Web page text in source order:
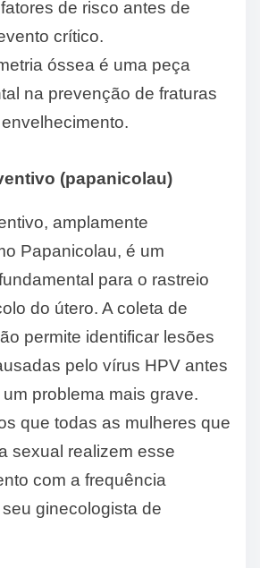
de risco antes de
crítico.
óssea é uma peça
na prevenção de fraturas
(papanicolau)
amplamente
Papanicolau, é um
para o rastreio
do útero. A coleta de
permite identificar lesões
pelo vírus HPV antes
problema mais grave.
que todas as mulheres que
sexual realizem esse
com a frequência
ginecologista de